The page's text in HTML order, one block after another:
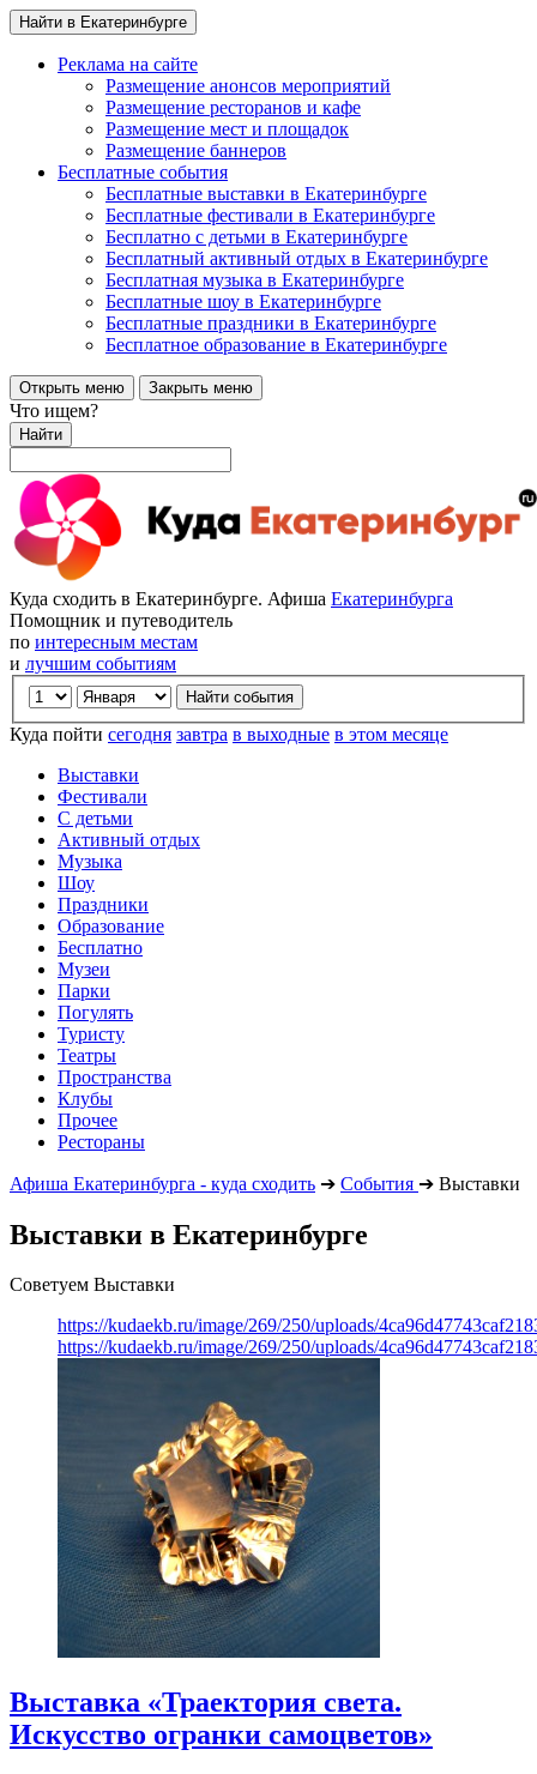
Найти в Екатеринбурге
Реклама на сайте
Размещение анонсов мероприятий
Размещение ресторанов и кафе
Размещение мест и площадок
Размещение баннеров
Бесплатные события
Бесплатные выставки в Екатеринбурге
Бесплатные фестивали в Екатеринбурге
Бесплатно с детьми в Екатеринбурге
Бесплатный активный отдых в Екатеринбурге
Бесплатная музыка в Екатеринбурге
Бесплатные шоу в Екатеринбурге
Бесплатные праздники в Екатеринбурге
Бесплатное образование в Екатеринбурге
Открыть меню Закрыть меню
Что ищем?
Найти
Куда сходить в Екатеринбурге. Афиша Екатеринбурга
Помощник и путеводитель
по интересным местам
и лучшим событиям
Куда пойти сегодня завтра в выходные в этом месяце
Выставки
Фестивали
С детьми
Активный отдых
Музыка
Шоу
Праздники
Образование
Бесплатно
Музеи
Парки
Погулять
Туристу
Театры
Пространства
Клубы
Прочее
Рестораны
Афиша Екатеринбурга - куда сходить ➔ События ➔ Выставки
Выставки в Екатеринбурге
Советуем Выставки
https://kudaekb.ru/image/269/250/uploads/
https://kudaekb.ru/image/269/250/uploads/
Выставка «Траектория света.
Искусство огранки самоцветов»